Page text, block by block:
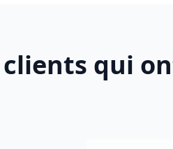
clients qui